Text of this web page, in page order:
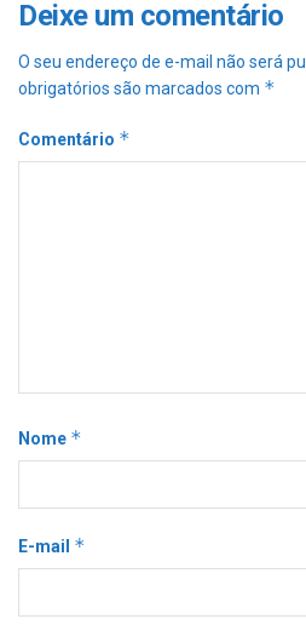
Deixe um comentário
O seu endereço de e-mail não será
obrigatórios são marcados com *
Comentário *
Nome *
E-mail *